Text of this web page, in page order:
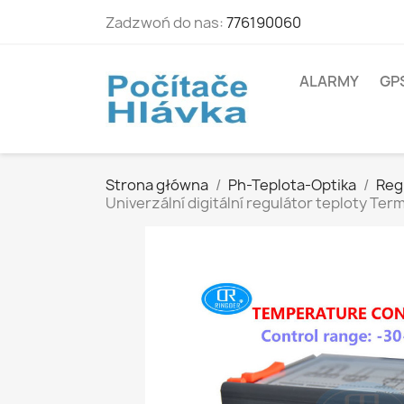
Zadzwoń do nas:776190060
ALARMY
Strona główna Ph-Teplota-Optika
Univerzální digitální regulátor teploty